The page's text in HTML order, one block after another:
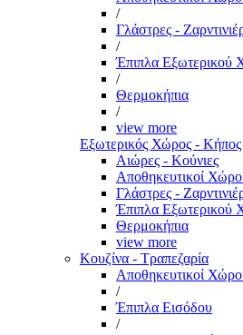
/
Γλάστρες -
/
Έπιπλα Εξωτερικού
/
Θερμοκήπια
/
view more
Εξωτερικός Χώρος - Κήπος
Αιώρες - Κούνιες
Αποθηκευτικοί
Γλάστρες -
Έπιπλα Εξωτερικού
Θερμοκήπια
view more
Κουζίνα - Τραπεζαρία
Αποθηκευτικοί
/
Έπιπλα Εισόδου
/